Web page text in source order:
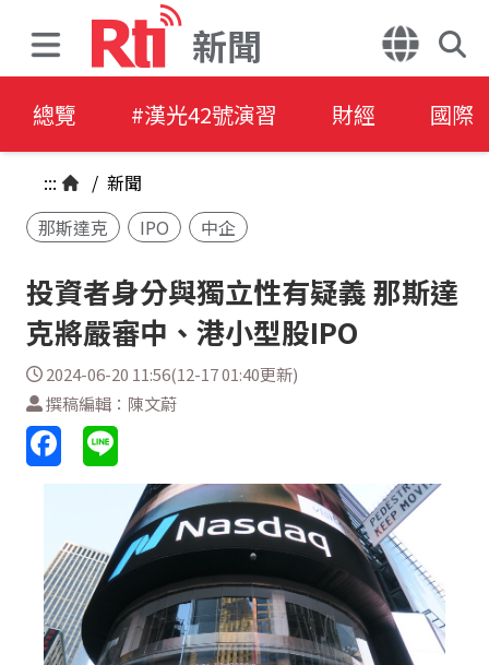
新聞
總覽 #漢光42號演習 財經 國際
::: / 新聞
那斯達克
IPO 中企
投資者身分與獨立性有疑義 那斯達
克將嚴審中、港小型股IPO
2024-06-20 11:56(12-17 01:40更新)
撰稿編輯：陳文蔚